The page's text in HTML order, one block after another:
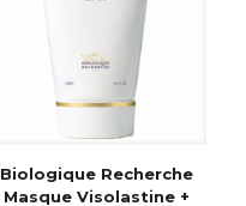
Biologique Recherche
Masque Visolastine +